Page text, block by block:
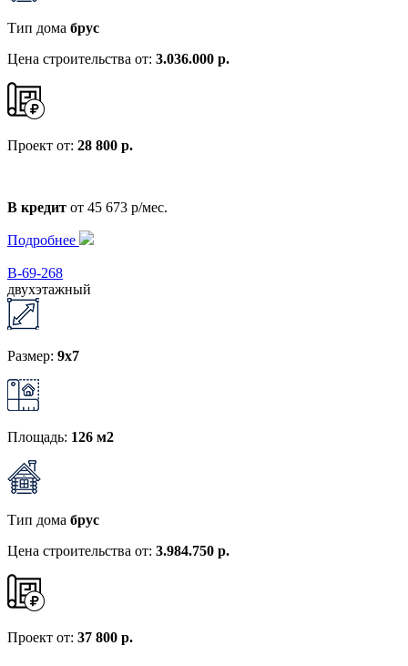
Тип дома брус
Цена строительства от: 3.036.000 р.
Проект от: 28 800 р.
В кредит от 45 673 р/мес.
Подробнее
В-69-268
двухэтажный
Размер: 9x7
Площадь: 126 м2
Тип дома брус
Цена строительства от: 3.984.750 р.
Проект от: 37 800 р.